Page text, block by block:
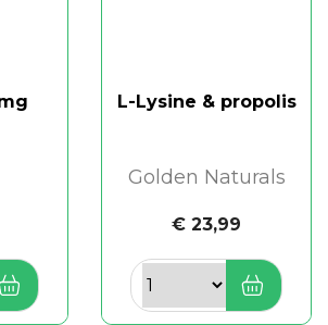
L-Lysine & propolis
Golden Naturals
€ 23,99